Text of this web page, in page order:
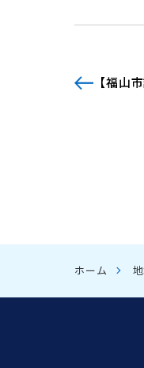
【福山
ホーム